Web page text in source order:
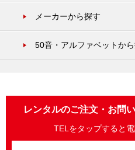
メーカーから探す
50音・アルファベットか
レンタルのご注文・お問
TELをタップすると電